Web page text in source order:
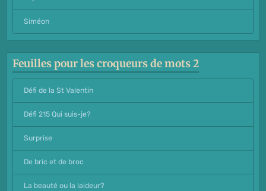
Siméon
Feuilles pour les croqueurs de mots 2
Défi de la St Valentin
Défi 215 Qui suis-je?
Surprise
De bric et de broc
La beauté ou la laideur?